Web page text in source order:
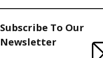
Subscribe To Our
Newsletter